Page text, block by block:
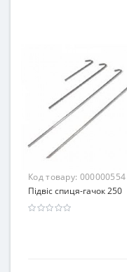
Код товару: 000000554
Підвіс спиця-гачок 250